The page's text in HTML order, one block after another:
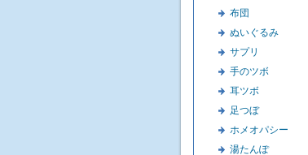
布団
ぬいぐるみ
サプリ
手のツボ
耳ツボ
足つぼ
ホメオパシー
湯たんぽ